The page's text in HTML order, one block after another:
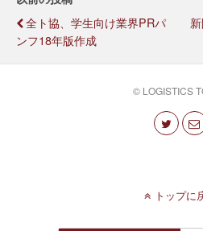
全ト協、学生向け業界PRパ
ンフ18年版作成
© LOGISTICS
トップに